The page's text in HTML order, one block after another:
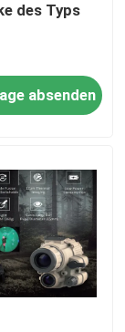
des Typs
absenden